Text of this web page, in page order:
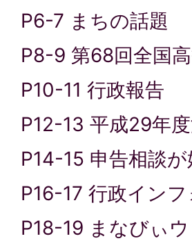
P6-7 まちの話題
P8-9 第68回全国
P10-11 行政報告
P12-13 平成29年
P14-15 申告相談
P16-17 行政イン
P18-19 まなびぃ